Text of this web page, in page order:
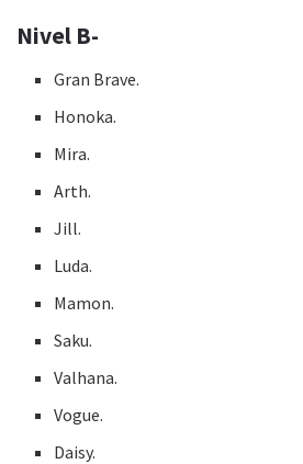
Nivel B-
Gran Brave.
Honoka.
Mira.
Arth.
Jill.
Luda.
Mamon.
Saku.
Valhana.
Vogue.
Daisy.